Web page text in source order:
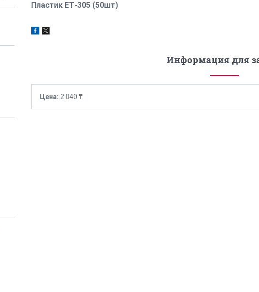
Пластик ЕТ-305 (50шт)
Информация для
Цена: 2 040 ₸